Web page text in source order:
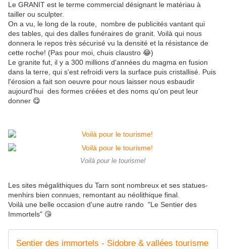
Le GRANIT est le terme commercial désignant le matériau à
tailler ou sculpter.
On a vu, le long de la route, nombre de publicités vantant qui
des tables, qui des dalles funéraires de granit. Voilà qui nous
donnera le repos très sécurisé vu la densité et la résistance de
cette roche! (Pas pour moi, chuis claustro 😂)
Le granite fut, il y a 300 millions d'années du magma en fusion
dans la terre, qui s'est refroidi vers la surface puis cristallisé. Puis
l'érosion a fait son oeuvre pour nous laisser nous esbaudir
aujourd'hui des formes créées et des noms qu'on peut leur
donner 😋
Voilà pour le tourisme!
Les sites mégalithiques du Tarn sont nombreux et ses statues-
menhirs bien connues, remontant au néolithique final.
Voilà une belle occasion d'une autre rando "Le Sentier des
Immortels" 😘
Sentier des immortels - Sidobre & vallées tourisme